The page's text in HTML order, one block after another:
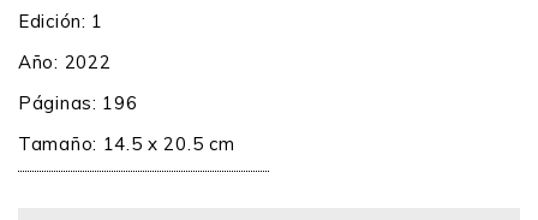
Edición: 1
Año: 2022
Páginas: 196
Tamaño: 14.5 x 20.5 cm